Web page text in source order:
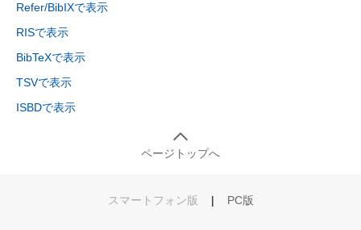
Refer/BibIXで表示
RISで表示
BibTeXで表示
TSVで表示
ISBDで表示
ページトップへ
スマートフォン版 | PC版